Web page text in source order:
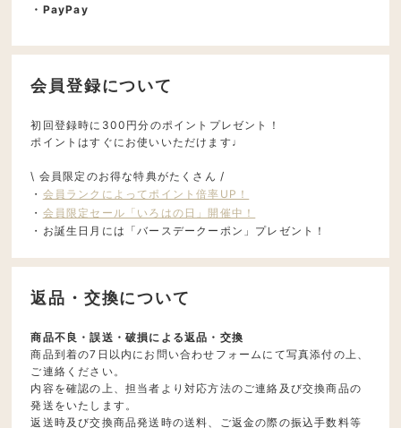
・PayPay
会員登録について
初回登録時に300円分のポイントプレゼント！
ポイントはすぐにお使いいただけます♩
\ 会員限定のお得な特典がたくさん /
・ 会員ランクによってポイント倍率UP！
・ 会員限定セール「いろはの日」開催中！
・お誕生日月には「バースデークーポン」プレゼント！
返品・交換について
商品不良・誤送・破損による返品・交換
商品到着の7日以内にお問い合わせフォームにて写真添付の上、
ご連絡ください。
内容を確認の上、担当者より対応方法のご連絡及び交換商品の
発送をいたします。
返送時及び交換商品発送時の送料、ご返金の際の振込手数料等